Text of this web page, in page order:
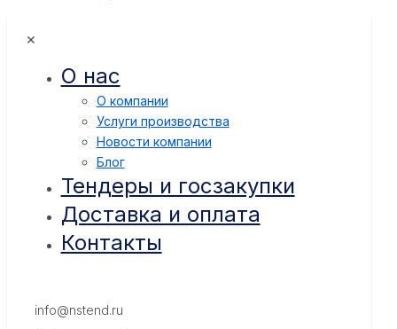
✕
О нас
О компании
Услуги производства
Новости компании
Блог
Тендеры и госзакупки
Доставка и оплата
Контакты
info@nstend.ru